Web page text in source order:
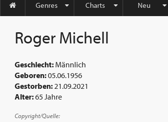
Genres Charts Neu
Roger Michell
Geschlecht: Männlich
Geboren:05.06.1956
Gestorben:21.09.2021
Alter:65 Jahre
Copyright/Quelle: